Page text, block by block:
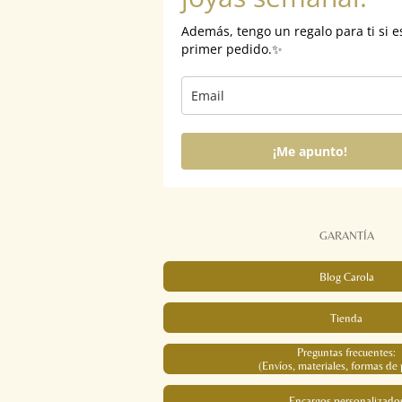
Además, tengo un regalo para ti si
primer pedido.✨
¡Me apunto!
GARANTÍA
Blog Carola
Tienda
Preguntas frecuentes:
(Envíos, materiales, formas de